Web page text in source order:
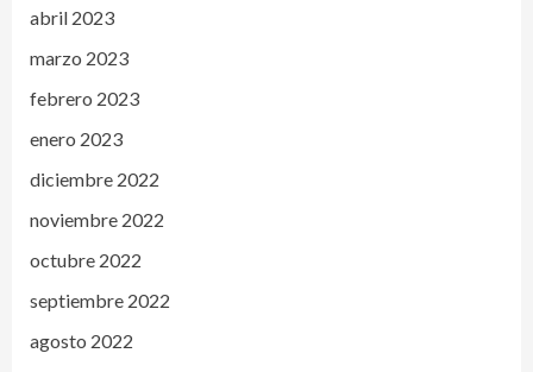
abril 2023
marzo 2023
febrero 2023
enero 2023
diciembre 2022
noviembre 2022
octubre 2022
septiembre 2022
agosto 2022